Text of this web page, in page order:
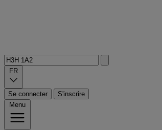
FR
Se connecter
S'inscrire
Menu